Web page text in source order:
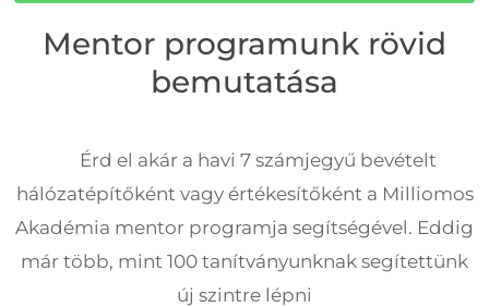
Mentor programunk rövid
bemutatása
Érd el akár a havi 7 számjegyű bevételt
hálózatépítőként vagy értékesítőként a Milliomos
Akadémia mentor programja segítségével. Eddig
már több, mint 100 tanítványunknak segítettünk
új szintre lépni